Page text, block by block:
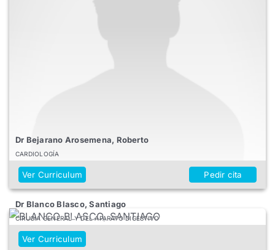
Dr Bejarano Arosemena, Roberto
CARDIOLOGÍA
Ver Curriculum Pedir cita
Dr Blanco Blasco, Santiago
CIRUGÍA GENERAL Y DEL APARATO DIGESTIVO
Ver Curriculum